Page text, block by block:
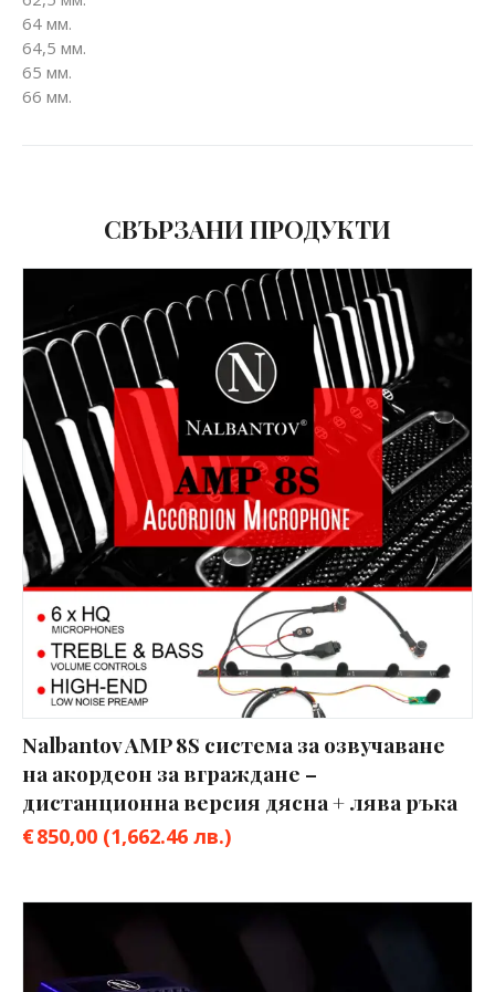
64 мм.
64,5 мм.
65 мм.
66 мм.
СВЪРЗАНИ ПРОДУКТИ
Nalbantov AMP 8S система за озвучаване
на акордеон за вграждане –
дистанционна версия дясна + лява ръка
€850,00 (1,662.46 лв.)